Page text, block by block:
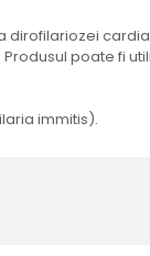
poate fi
immitis).